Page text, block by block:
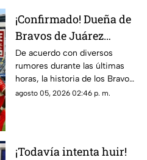
¡Confirmado! Dueña de
Bravos de Juárez
aclara si venderá al
equipo; ¿desaparecerán
como Indios de Juárez?
De acuerdo con diversos
rumores durante las últimas
horas, la historia de los Bravos
de Juárez en la frontera estaría
agosto 05, 2026 02:46 p. m.
¡Todavía intenta huir!